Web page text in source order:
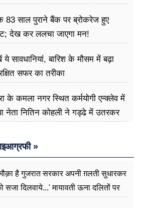
साल पुराने बैंक पर ब्रोकरेज हुए
देख कर ललचा जाएगा मन!
सावधानियां, बारिश के मौसम में बढ़ा
सफर का तरीका
कमला नगर स्थित कर्मयोगी एन्क्लेव में
नेता नितिन कोहली ने गड्ढे में उतरकर
»
है गुजरात सरकार अपनी ग़लती सुधारकर
सजा दिलवाये...' मायावती ऊना दलितों पर